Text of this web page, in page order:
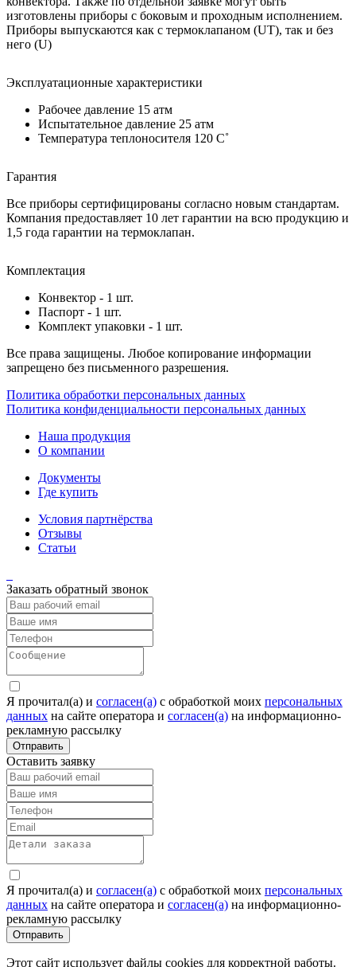
изготовлены приборы с боковым и проходным исполнением.
Приборы выпускаются как с термоклапаном (UT), так и без
него (U)
Эксплуатационные характеристики
Рабочее давление 15 атм
Испытательное давление 25 атм
Температура теплоносителя 120 C˚
Гарантия
Все приборы сертифицированы согласно новым стандартам.
Компания предоставляет 10 лет гарантии на всю продукцию и
1,5 года гарантии на термоклапан.
Комплектация
Конвектор - 1 шт.
Паспорт - 1 шт.
Комплект упаковки - 1 шт.
Все права защищены. Любое копирование информации
запрещено без письменного разрешения.
Политика обработки персональных данных
Политика конфиденциальности персональных данных
Наша продукция
О компании
Документы
Где купить
Условия партнёрства
Отзывы
Статьи
Заказать обратный звонок
Я прочитал(а) и согласен(а) c обработкой моих персональных
данных на сайте оператора и согласен(а) на информационно-
рекламную рассылку
Отправить
Оставить заявку
Я прочитал(а) и согласен(а) c обработкой моих персональных
данных на сайте оператора и согласен(а) на информационно-
рекламную рассылку
Отправить
Этот сайт использует файлы cookies для корректной работы.